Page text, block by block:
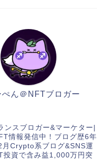
ぺん＠NFTブロガー
ンスブロガー&マーケター|
情報発信中！ブログ歴6年
月Crypto系ブログ&SNS運
投資で含み益1,000万円突